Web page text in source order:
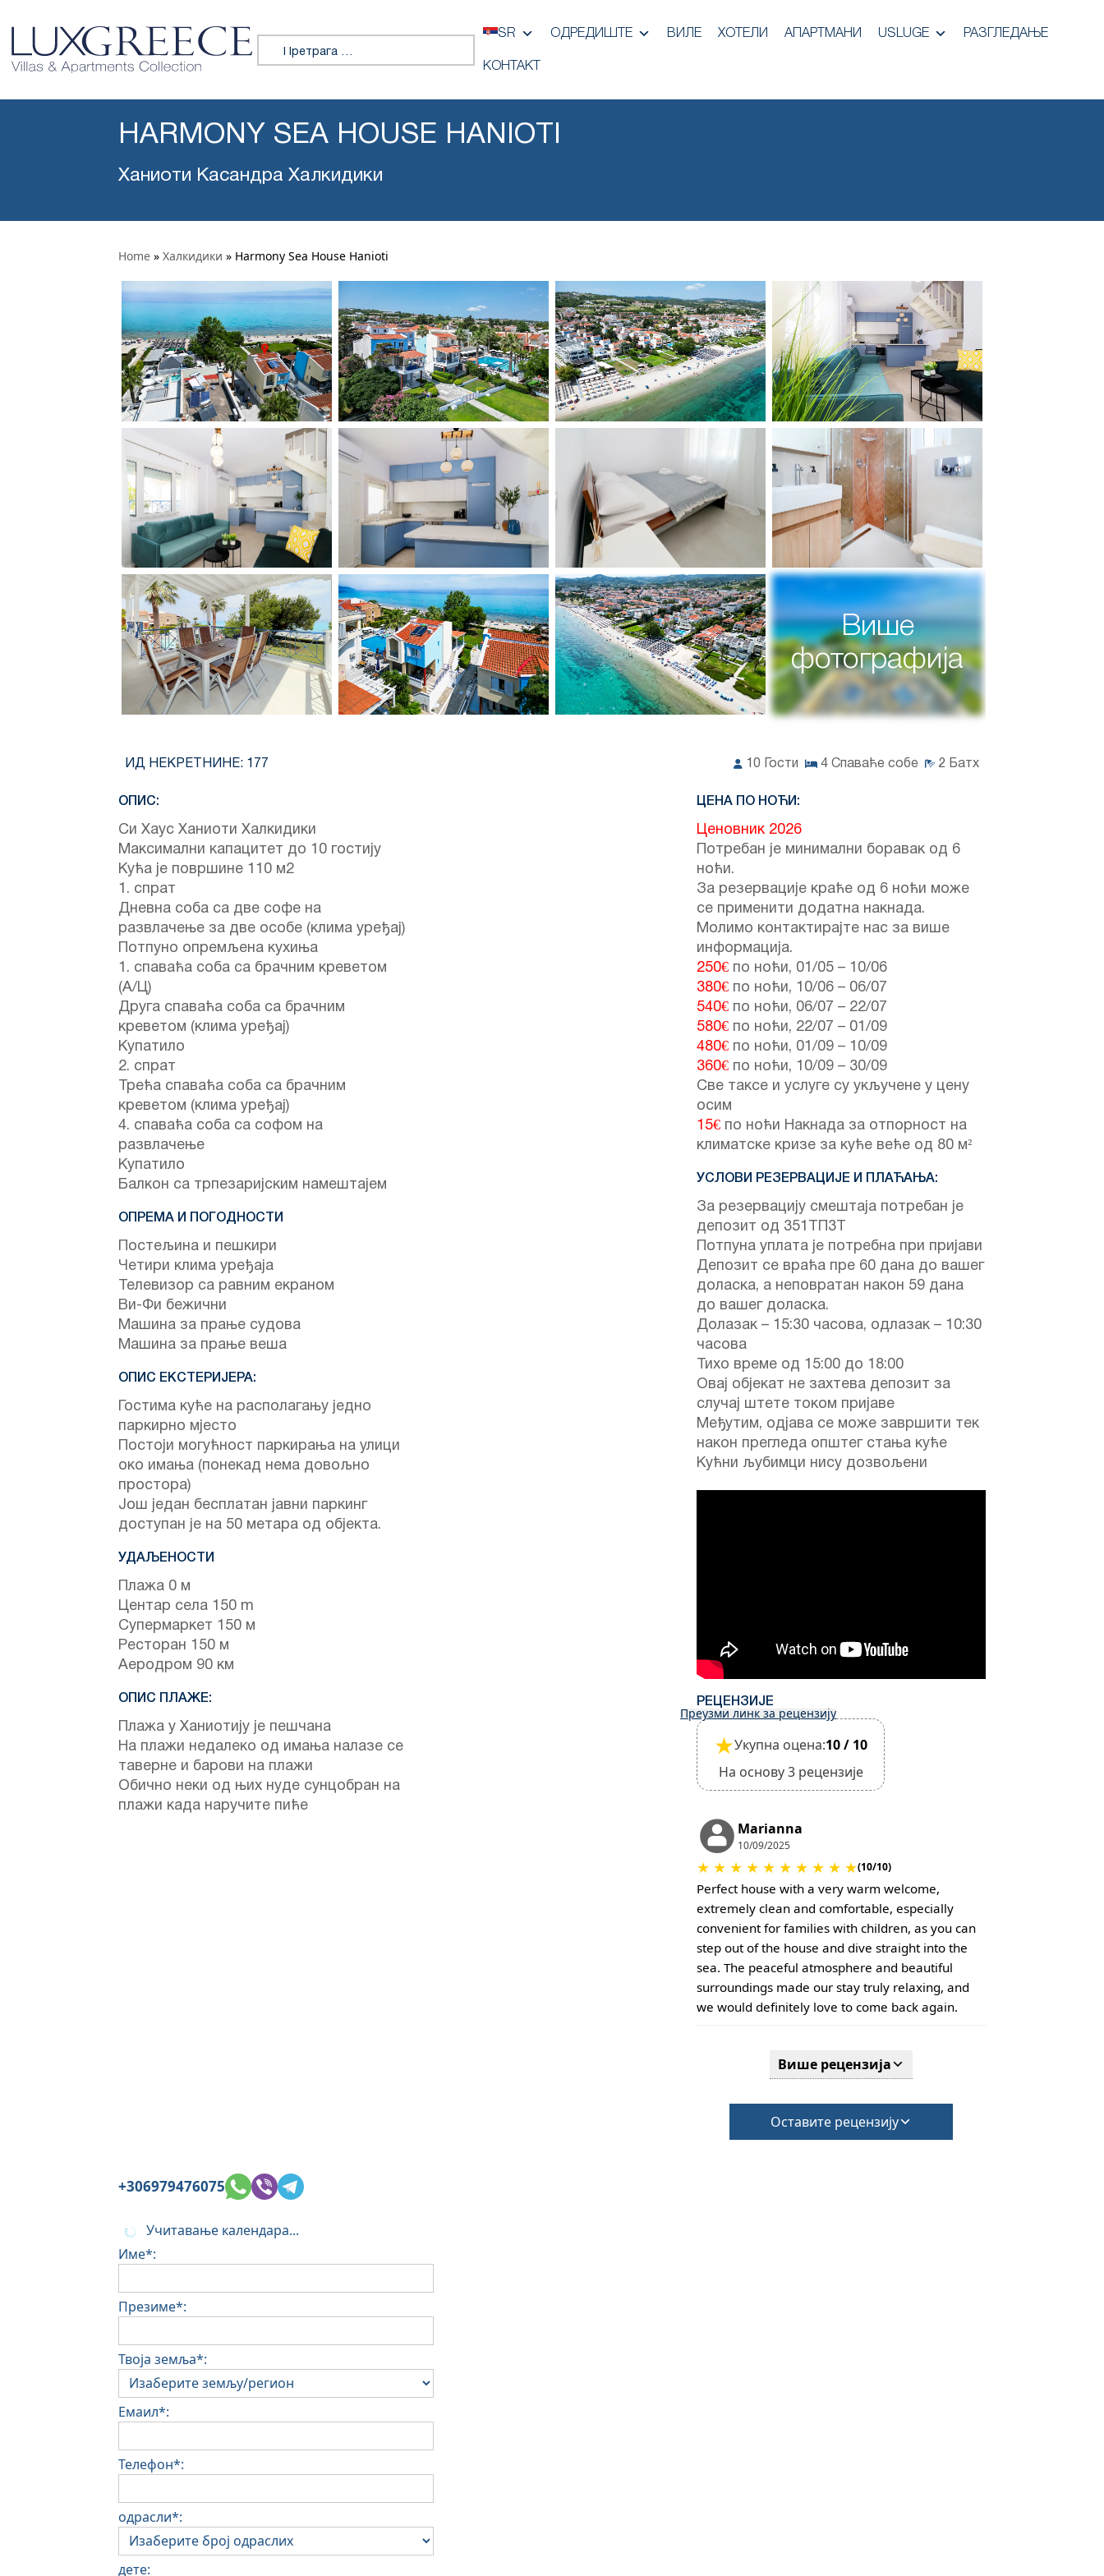
Претражи:
SR ОДРЕДИШТЕ ВИЛЕ ХОТЕЛИ АПАРТМАНИ USLUGE РАЗГЛЕДАЊЕ
КОНТАКТ
HARMONY SEA HOUSE HANIOTI
Ханиоти Касандра Халкидики
Home » Халкидики » Harmony Sea House Hanioti
Више
фотографија
ИД НЕКРЕТНИНЕ: 177 10 Гости 4 Спаваће собе 2 Батх
ОПИС:
Си Хаус Ханиоти Халкидики
Максимални капацитет до 10 гостију
Кућа је површине 110 м2
1. спрат
Дневна соба са две софе на
развлачење за две особе (клима уређај)
Потпуно опремљена кухиња
1. спаваћа соба са брачним креветом
(А/Ц)
Друга спаваћа соба са брачним
креветом (клима уређај)
Купатило
2. спрат
Трећа спаваћа соба са брачним
креветом (клима уређај)
4. спаваћа соба са софом на
развлачење
Купатило
Балкон са трпезаријским намештајем
ОПРЕМА И ПОГОДНОСТИ
Постељина и пешкири
Четири клима уређаја
Телевизор са равним екраном
Ви-Фи бежични
Машина за прање судова
Машина за прање веша
ОПИС ЕКСТЕРИЈЕРА:
Гостима куће на располагању једно
паркирно мјесто
Постоји могућност паркирања на улици
око имања (понекад нема довољно
простора)
Још један бесплатан јавни паркинг
доступан је на 50 метара од објекта.
УДАЉЕНОСТИ
Плажа 0 м
Центар села 150 m
Супермаркет 150 м
Ресторан 150 м
Аеродром 90 км
ОПИС ПЛАЖЕ:
Плажа у Ханиотију је пешчана
На плажи недалеко од имања налазе се
таверне и барови на плажи
Обично неки од њих нуде сунцобран на
плажи када наручите пиће
ЦЕНА ПО НОЋИ:
Ценовник 2026
Потребан је минимални боравак од 6
ноћи.
За резервације краће од 6 ноћи може
се применити додатна накнада.
Молимо контактирајте нас за више
информација.
250€ по ноћи, 01/05 – 10/06
380€ по ноћи, 10/06 – 06/07
540€ по ноћи, 06/07 – 22/07
580€ по ноћи, 22/07 – 01/09
480€ по ноћи, 01/09 – 10/09
360€ по ноћи, 10/09 – 30/09
Све таксе и услуге су укључене у цену
осим
15€ по ноћи Накнада за отпорност на
климатске кризе за куће веће од 80 м²
УСЛОВИ РЕЗЕРВАЦИЈЕ И ПЛАЋАЊА:
За резервацију смештаја потребан је
депозит од 351ТП3Т
Потпуна уплата је потребна при пријави
Депозит се враћа пре 60 дана до вашег
доласка, а неповратан након 59 дана
до вашег доласка.
Долазак – 15:30 часова, одлазак – 10:30
часова
Тихо време од 15:00 до 18:00
Овај објекат не захтева депозит за
случај штете током пријаве
Међутим, одјава се може завршити тек
након прегледа општег стања куће
Кућни љубимци нису дозвољени
РЕЦЕНЗИЈЕ
Преузми линк за рецензију
★Укупна оцена:10 / 10
На основу 3 рецензије
Marianna
10/09/2025
★ ★ ★ ★ ★ ★ ★ ★ ★ ★(10/10)
Perfect house with a very warm welcome,
extremely clean and comfortable, especially
convenient for families with children, as you can
step out of the house and dive straight into the
sea. The peaceful atmosphere and beautiful
surroundings made our stay truly relaxing, and
we would definitely love to come back again.
Више рецензија
Оставите рецензију
+306979476075
Учитавање календара...
Име*:
Презиме*:
Твоја земља*:
Емаил*:
Телефон*:
одрасли*:
дете: